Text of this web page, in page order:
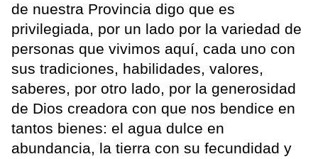
de nuestra Provincia digo que es
privilegiada, por un lado por la variedad de
personas que vivimos aquí, cada uno con
sus tradiciones, habilidades, valores,
saberes, por otro lado, por la generosidad
de Dios creadora con que nos bendice en
tantos bienes: el agua dulce en
abundancia, la tierra con su fecundidad y